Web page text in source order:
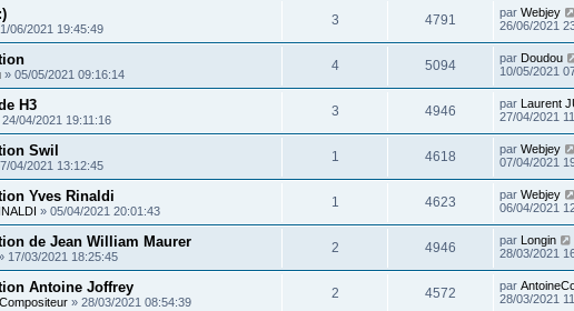
06/2021 19:45:49
3 4791 par Webjey
26/06/2021
» 05/05/2021 09:16:14
4 5094 par Doudou
10/05/2021
H3
24/04/2021 19:11:16
3 4946 par Laurent
27/04/2021
Swil
04/2021 13:12:45
1 4618 par Webjey
07/04/2021
Yves Rinaldi
» 05/04/2021 20:01:43
1 4623 par Webjey
06/04/2021
de Jean William Maurer
17/03/2021 18:25:45
2 4946 par Longin
28/03/2021
Antoine Joffrey
» 28/03/2021 08:54:39
2 4572 par
28/03/2021